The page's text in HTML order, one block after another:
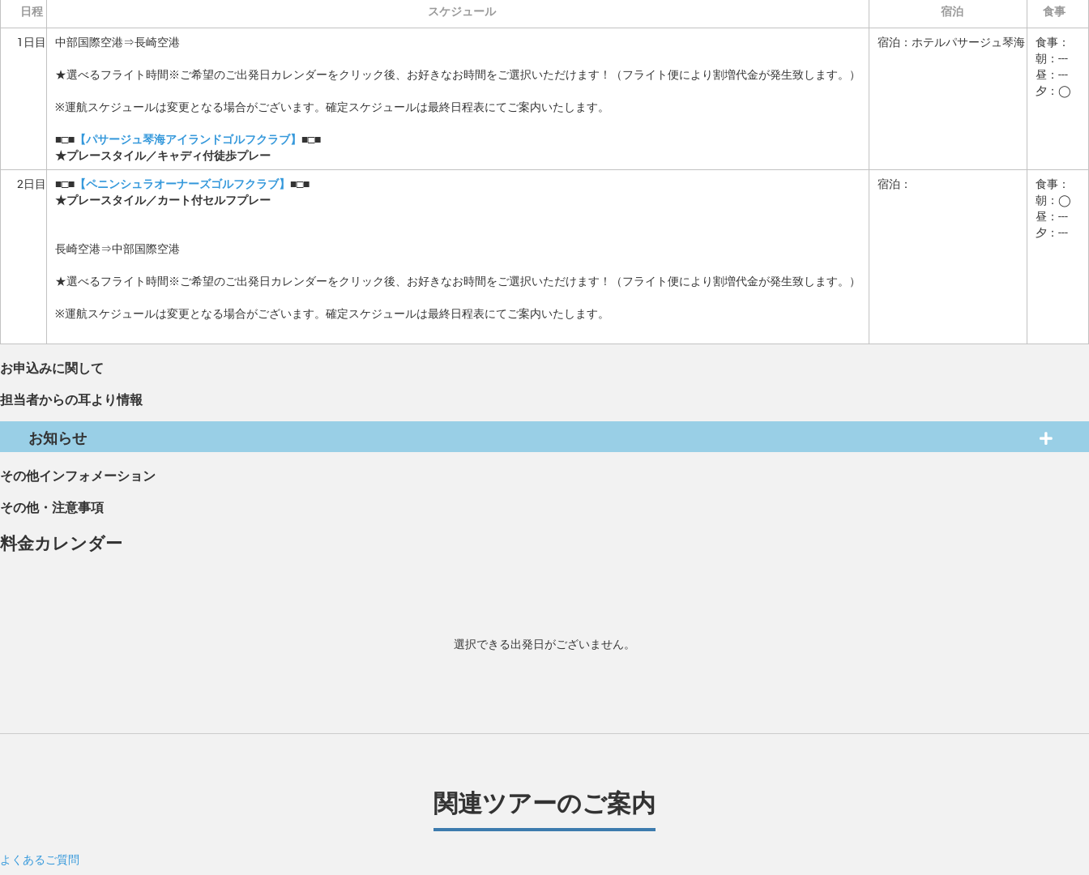
日程 スケジュール 宿泊
食事
1日目
中部国際空港⇒長崎空港
★選べるフライト時間※ご希望のご出発日カレンダーをクリック後、お好きなお時間をご選択いただけます！（フライト便により割増代金が発生致します。）
※運航スケジュールは変更となる場合がございます。確定スケジュールは最終日程表にてご案内いたします。
■□■ 【パサージュ琴海アイランドゴルフクラブ】 ■□■
★プレースタイル／キャディ付徒歩プレー
宿泊： ホテルパサージュ琴海
食事：
朝：---
昼：---
夕：◯
2日目 ■□■ 【ペニンシュラオーナーズゴルフクラブ】 ■□■
★プレースタイル／カート付セルフプレー
長崎空港⇒中部国際空港
★選べるフライト時間※ご希望のご出発日カレンダーをクリック後、お好きなお時間をご選択いただけます！（フライト便により割増代金が発生致します。）
※運航スケジュールは変更となる場合がございます。確定スケジュールは最終日程表にてご案内いたします。
宿泊：
食事：
朝：◯
昼：---
夕：---
お申込みに関して
担当者からの耳より情報
お知らせ
その他インフォメーション
その他・注意事項
料金カレンダー
選択できる出発日がございません。
関連ツアーのご案内
よくあるご質問